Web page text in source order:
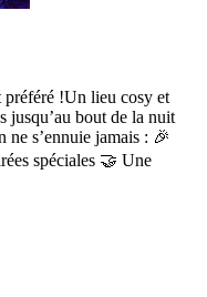
préféré !Un lieu cosy et
jusqu’au bout de la nuit
ne s’ennuie jamais : 🎉
spéciales 🤝 Une